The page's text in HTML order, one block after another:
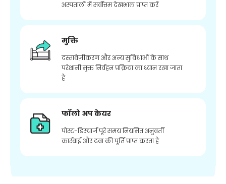
अस्पतालों में सर्वोत्तम देखभाल प्राप्त करें
मुक्ति
दस्तावेज़ीकरण और अन्य सुविधाओं के साथ
परेशानी मुक्त निर्वहन प्रक्रिया का ध्यान रखा जाता
है
फॉलो अप केयर
पोस्ट-डिस्चार्ज पूरे समय नियमित अनुवर्ती
कार्रवाई और दवा की पूर्ति प्राप्त करता है